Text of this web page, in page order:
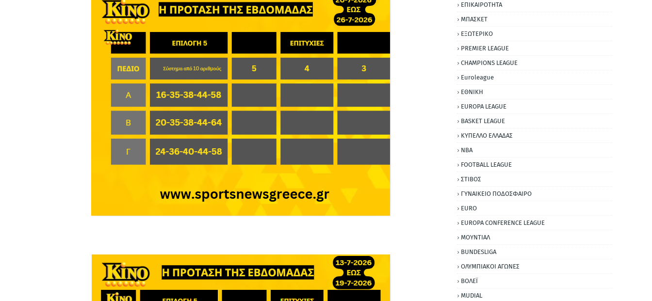
ΕΠΙΚΑΙΡΟΤΗΤΑ
ΜΠΑΣΚΕΤ
ΕΞΩΤΕΡΙΚΟ
PREMIER LEAGUE
CHAMPIONS LEAGUE
Euroleague
ΕΘΝΙΚΗ
EUROPA LEAGUE
BASKET LEAGUE
ΚΥΠΕΛΛΟ ΕΛΛΑΔΑΣ
NBA
FOOTBALL LEAGUE
ΣΤΙΒΟΣ
ΓΥΝΑΙΚΕΙΟ ΠΟΔΟΣΦΑΙΡΟ
EURO
EUROPA CONFERENCE LEAGUE
ΜΟΥΝΤΙΑΛ
BUNDESLIGA
ΟΛΥΜΠΙΑΚΟΙ ΑΓΩΝΕΣ
ΒΟΛΕΪ
MUDIAL